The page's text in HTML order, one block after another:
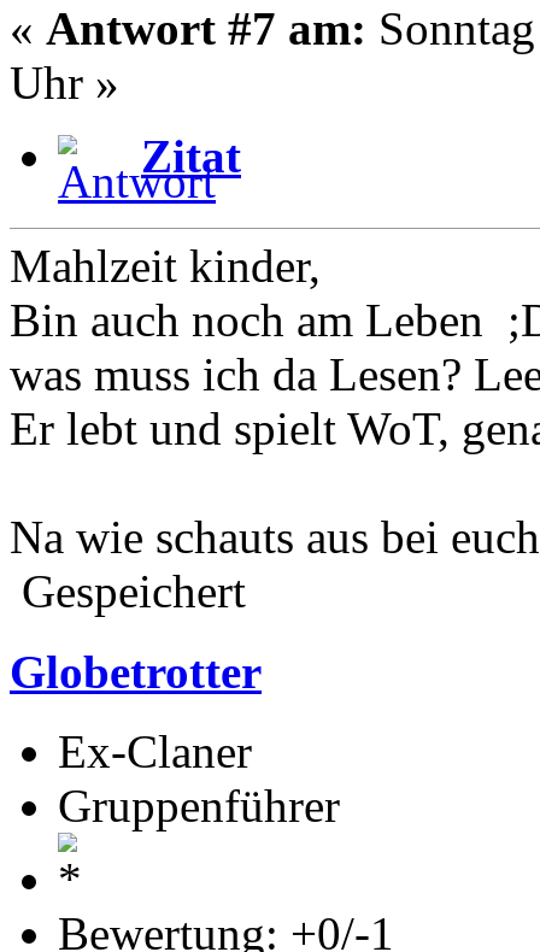
« Antwort #7 am:
Uhr »
Zitat
Mahlzeit kinder,
Bin auch noch am Leben
was muss ich da Lesen?
Er lebt und spielt WoT,
Na wie schauts aus bei
Gespeichert
Globetrotter
Ex-Claner
Gruppenführer
Bewertung: +0/-1